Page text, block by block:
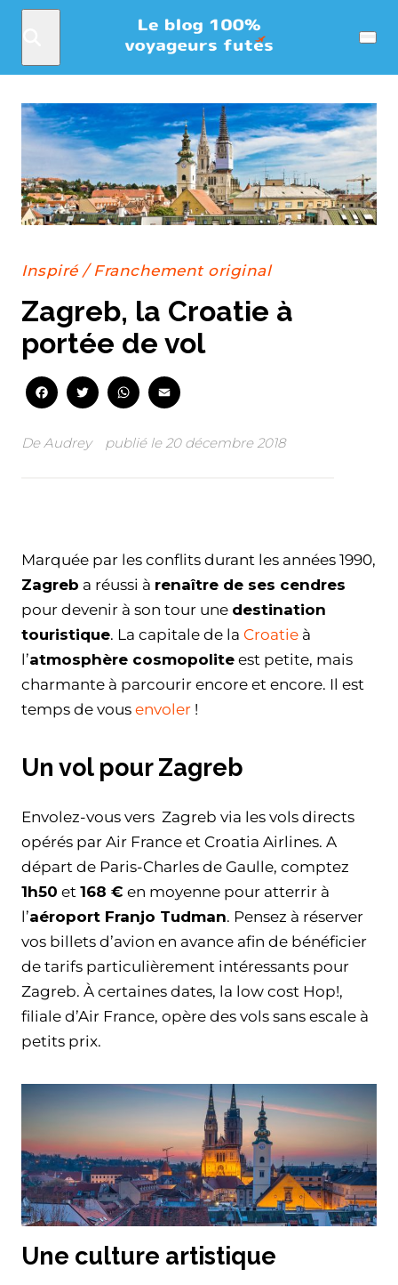
Menu
Inspiré/ Franchement original
Zagreb, la Croatie à
portée de vol
FacebookTwitterWhatsApp
De Audrey publié le 20 décembre 2018
Marquée par les conflits durant les années 1990,
Zagreb a réussi à renaître de ses cendres
pour devenir à son tour une destination
touristique. La capitale de la Croatie à
l’atmosphère cosmopolite est petite, mais
charmante à parcourir encore et encore. Il est
temps de vous envoler !
Un vol pour Zagreb
Envolez-vous vers Zagreb via les vols directs
opérés par Air France et Croatia Airlines. A
départ de Paris-Charles de Gaulle, comptez
1h50 et 168 € en moyenne pour atterrir à
l’aéroport Franjo Tudman. Pensez à réserver
vos billets d’avion en avance afin de bénéficier
de tarifs particulièrement intéressants pour
Zagreb. À certaines dates, la low cost Hop!,
filiale d’Air France, opère des vols sans escale à
petits prix.
Une culture artistique